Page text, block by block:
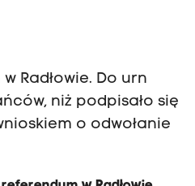
Radłowie. Do urn
niż podpisało się
o odwołanie